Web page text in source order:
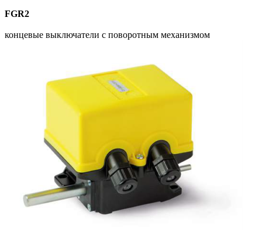
FGR2
концевые выключатели c поворотным механизмом